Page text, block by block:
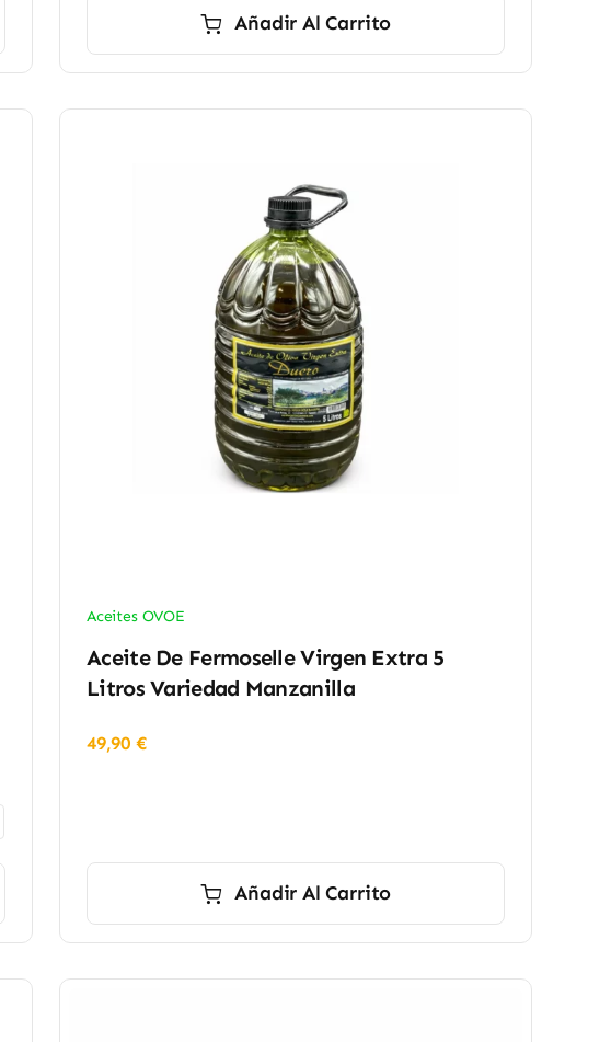
Añadir Al Carrito
Aceites OVOE
Aceite De Fermoselle Virgen Extra 5
Litros Variedad Manzanilla
49,90 €
Añadir Al Carrito